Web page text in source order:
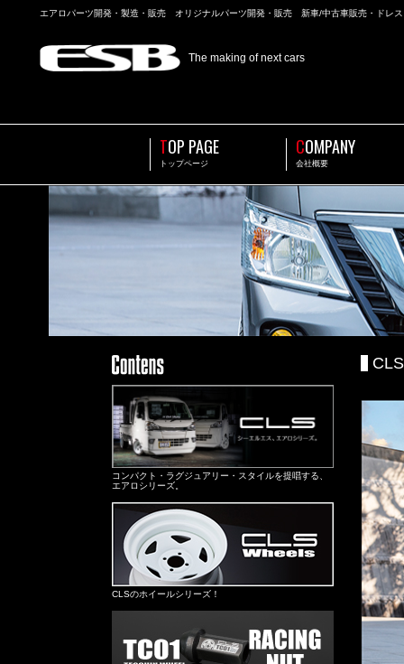
エアロパーツ開発・製造・販売 オリジナルパーツ開発・販売 新車/中古車販売・ドレス
The making of next cars
TOP PAGE
トップページ
COMPANY
会社概要
コンパクト・ラグジュアリー・スタイルを提唱する、
エアロシリーズ。
CLSのホイールシリーズ！